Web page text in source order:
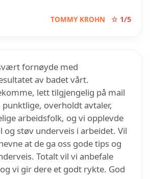
TOMMY KROHN ☆ 1/5
fornøyde med
av badet vårt.
lett tilgjengelig på mail
overholdt avtaler,
arbeidsfolk, og vi opplevde
og støv underveis i arbeidet. Vil
at de ga oss gode tips og
Totalt vil vi anbefale
vi gir dere et godt rykte. God